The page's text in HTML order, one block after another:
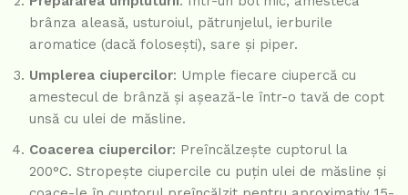
brânza aleasă, usturoiul, pătrunjelul, ierburile
aromatice (dacă folosești), sare și piper.
Umplerea ciupercilor: Umple fiecare ciupercă cu
amestecul de brânză și așează-le într-o tavă de copt
unsă cu ulei de măsline.
Coacerea ciupercilor: Preîncălzește cuptorul la
200°C. Stropește ciupercile cu puțin ulei de măsline și